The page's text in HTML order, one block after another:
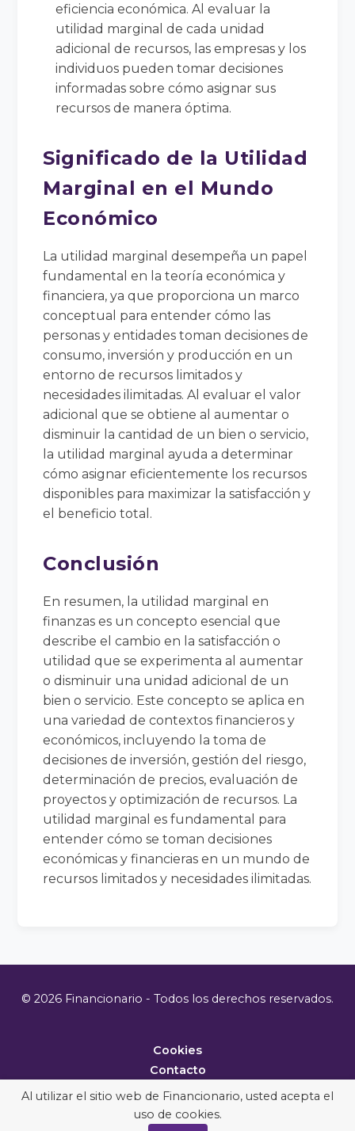
eficiencia económica. Al evaluar la
utilidad marginal de cada unidad
adicional de recursos, las empresas y los
individuos pueden tomar decisiones
informadas sobre cómo asignar sus
recursos de manera óptima.
Significado de la Utilidad
Marginal en el Mundo
Económico
La utilidad marginal desempeña un papel
fundamental en la teoría económica y
financiera, ya que proporciona un marco
conceptual para entender cómo las
personas y entidades toman decisiones de
consumo, inversión y producción en un
entorno de recursos limitados y
necesidades ilimitadas. Al evaluar el valor
adicional que se obtiene al aumentar o
disminuir la cantidad de un bien o servicio,
la utilidad marginal ayuda a determinar
cómo asignar eficientemente los recursos
disponibles para maximizar la satisfacción y
el beneficio total.
Conclusión
En resumen, la utilidad marginal en
finanzas es un concepto esencial que
describe el cambio en la satisfacción o
utilidad que se experimenta al aumentar
o disminuir una unidad adicional de un
bien o servicio. Este concepto se aplica en
una variedad de contextos financieros y
económicos, incluyendo la toma de
decisiones de inversión, gestión del riesgo,
determinación de precios, evaluación de
proyectos y optimización de recursos. La
utilidad marginal es fundamental para
entender cómo se toman decisiones
económicas y financieras en un mundo de
recursos limitados y necesidades ilimitadas.
© 2026 Financionario - Todos los derechos reservados.
Cookies
Contacto
Metodología
Al utilizar el sitio web de Financionario, usted acepta el
uso de cookies.